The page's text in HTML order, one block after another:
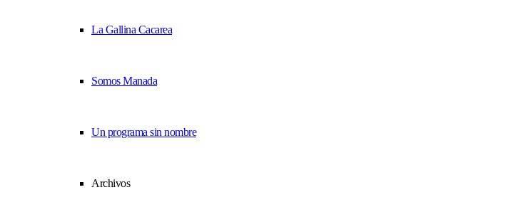
La Gallina Cacarea
Somos Manada
Un programa sin nombre
Archivos